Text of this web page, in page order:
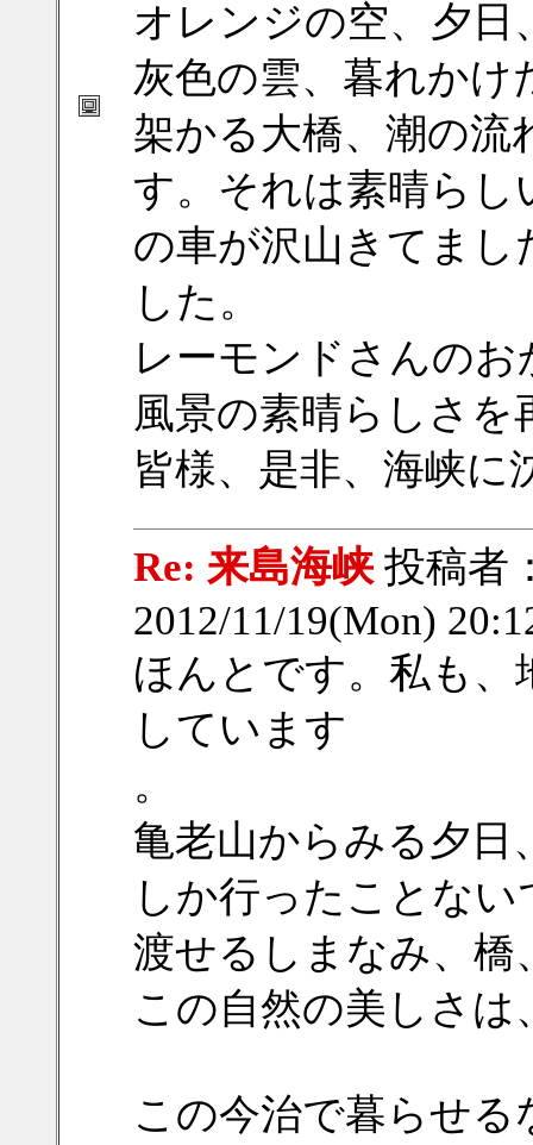
オレンジの空、夕
灰色の雲、暮れかけ
架かる大橋、潮の
す。それは素晴らし
の車が沢山きてま
した。
レーモンドさんの
風景の素晴らしさを
皆様、是非、海峡に
Re: 来島海峡 投稿者
2012/11/19(Mon)
ほんとです。私も、
しています
。
亀老山からみる夕
しか行ったことな
渡せるしまなみ、橋
この自然の美しさ
この今治で暮らせ